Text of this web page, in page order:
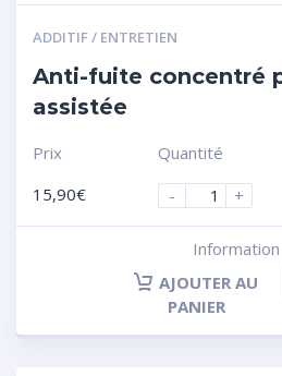
ADDITIF / ENTRETIEN
Anti-fuite concentré
assistée
Prix
15,90€
Quantité
-
+
Information
AJOUTER AU
PANIER